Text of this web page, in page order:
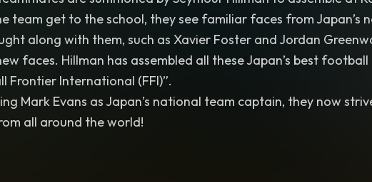
team get to the school, they see familiar faces from Japan’s
along with them, such as Xavier Foster and Jordan
faces. Hillman has assembled all these Japan’s best
Frontier International (FFI)”.
Mark Evans as Japan’s national team captain, they now
all around the world!